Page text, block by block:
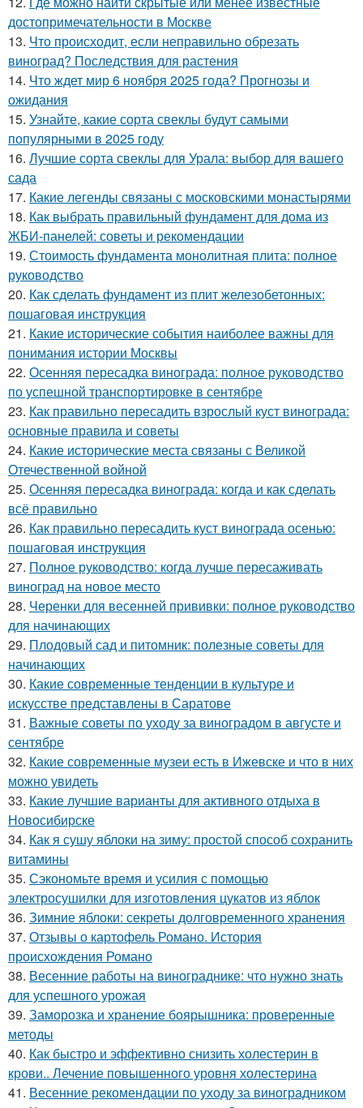
достопримечательности в Москве
13. Что происходит, если неправильно обрезать
виноград? Последствия для растения
14. Что ждет мир 6 ноября 2025 года? Прогнозы и
ожидания
15. Узнайте, какие сорта свеклы будут самыми
популярными в 2025 году
16. Лучшие сорта свеклы для Урала: выбор для вашего
сада
17. Какие легенды связаны с московскими монастырями
18. Как выбрать правильный фундамент для дома из
ЖБИ-панелей: советы и рекомендации
19. Стоимость фундамента монолитная плита: полное
руководство
20. Как сделать фундамент из плит железобетонных:
пошаговая инструкция
21. Какие исторические события наиболее важны для
понимания истории Москвы
22. Осенняя пересадка винограда: полное руководство
по успешной транспортировке в сентябре
23. Как правильно пересадить взрослый куст винограда:
основные правила и советы
24. Какие исторические места связаны с Великой
Отечественной войной
25. Осенняя пересадка винограда: когда и как сделать
всё правильно
26. Как правильно пересадить куст винограда осенью:
пошаговая инструкция
27. Полное руководство: когда лучше пересаживать
виноград на новое место
28. Черенки для весенней прививки: полное руководство
для начинающих
29. Плодовый сад и питомник: полезные советы для
начинающих
30. Какие современные тенденции в культуре и
искусстве представлены в Саратове
31. Важные советы по уходу за виноградом в августе и
сентябре
32. Какие современные музеи есть в Ижевске и что в них
можно увидеть
33. Какие лучшие варианты для активного отдыха в
Новосибирске
34. Как я сушу яблоки на зиму: простой способ сохранить
витамины
35. Сэкономьте время и усилия с помощью
электросушилки для изготовления цукатов из яблок
36. Зимние яблоки: секреты долговременного хранения
37. Отзывы о картофель Романо. История
происхождения Романо
38. Весенние работы на винограднике: что нужно знать
для успешного урожая
39. Заморозка и хранение боярышника: проверенные
методы
40. Как быстро и эффективно снизить холестерин в
крови.. Лечение повышенного уровня холестерина
41. Весенние рекомендации по уходу за виноградником